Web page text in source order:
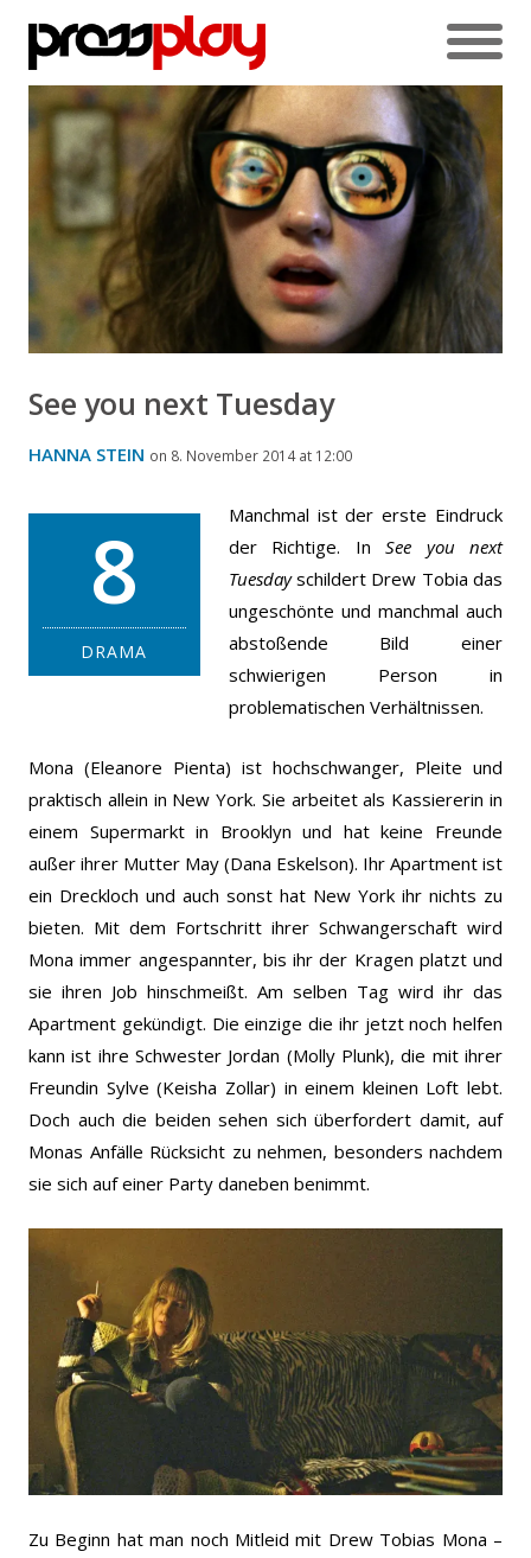
See you next Tuesday
HANNA STEIN on 8. November 2014 at 12:00
8
DRAMA
Manchmal ist der erste Eindruck
der Richtige. InSee you next
Tuesdayschildert Drew Tobia das
ungeschönte und manchmal auch
abstoßende Bild einer
schwierigen Person in
problematischen Verhältnissen.
Mona (Eleanore Pienta) ist hochschwanger, Pleite und
praktisch allein in New York. Sie arbeitet als Kassiererin in
einem Supermarkt in Brooklyn und hat keine Freunde
außer ihrer Mutter May (Dana Eskelson). Ihr Apartment ist
ein Dreckloch und auch sonst hat New York ihr nichts zu
bieten. Mit dem Fortschritt ihrer Schwangerschaft wird
Mona immer angespannter, bis ihr der Kragen platzt und
sie ihren Job hinschmeißt. Am selben Tag wird ihr das
Apartment gekündigt. Die einzige die ihr jetzt noch helfen
kann ist ihre Schwester Jordan (Molly Plunk), die mit ihrer
Freundin Sylve (Keisha Zollar) in einem kleinen Loft lebt.
Doch auch die beiden sehen sich überfordert damit, auf
Monas Anfälle Rücksicht zu nehmen, besonders nachdem
sie sich auf einer Party daneben benimmt.
Zu Beginn hat man noch Mitleid mit Drew Tobias Mona –